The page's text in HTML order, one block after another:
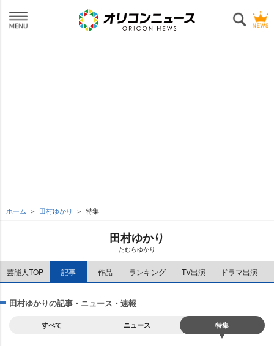
ホーム 田村ゆかり 特集
田村ゆかり
たむらゆかり
芸能人TOP 記事 作品 ランキング TV出演 ドラマ出演
田村ゆかりの記事・ニュース・速報
すべて ニュース 特集